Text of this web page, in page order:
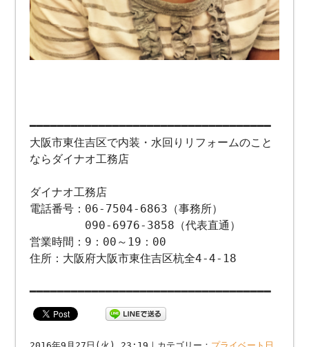
━━━━━━━━━━━━━━━━━━━━━━━━━━━━━━━━━━━
大阪市東住吉区で内装・水回りリフォームのこと
ならダイナオ工務店
ダイナオ工務店
電話番号：06-7504-6863（事務所）
090-6976-3858（代表直通）
営業時間：9：00～19：00
住所：大阪府大阪市東住吉区杭全4-4-18
━━━━━━━━━━━━━━━━━━━━━━━━━━━━━━━━━━━